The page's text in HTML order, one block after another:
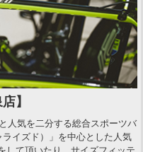
】
人気を二分する総合スポーツバ
イズド）」を中心とした人気